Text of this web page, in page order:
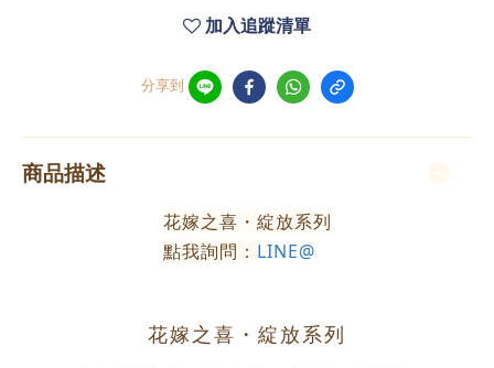
加入追蹤清單
分享到
商品描述
花嫁之喜・綻放系列
點我詢問： LINE@
花嫁之喜・綻放系列